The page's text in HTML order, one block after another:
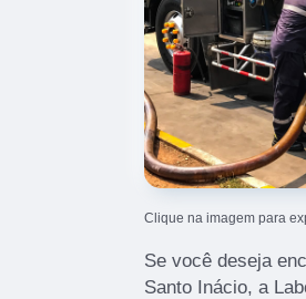
Clique na imagem para
Se você deseja
Santo Inácio, a